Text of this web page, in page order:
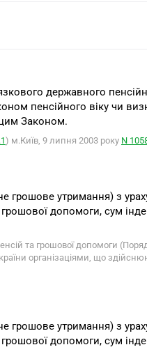
державного
пенсійного віку чи
цим Законом.
) м.Київ, 9 липня 2003 року N
грошове утримання) з
допомоги, сум
та грошової допомоги
організаціями, що
грошове утримання) з
допомоги, сум